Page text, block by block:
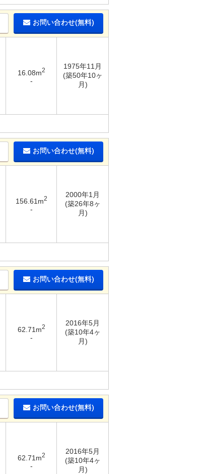
お問い合わせ(無料)
16.08m2
-
1975年11月
(築50年10ヶ
月)
お問い合わせ(無料)
156.61m2
-
2000年1月
(築26年8ヶ
月)
お問い合わせ(無料)
62.71m2
-
2016年5月
(築10年4ヶ
月)
お問い合わせ(無料)
62.71m2
-
2016年5月
(築10年4ヶ
月)